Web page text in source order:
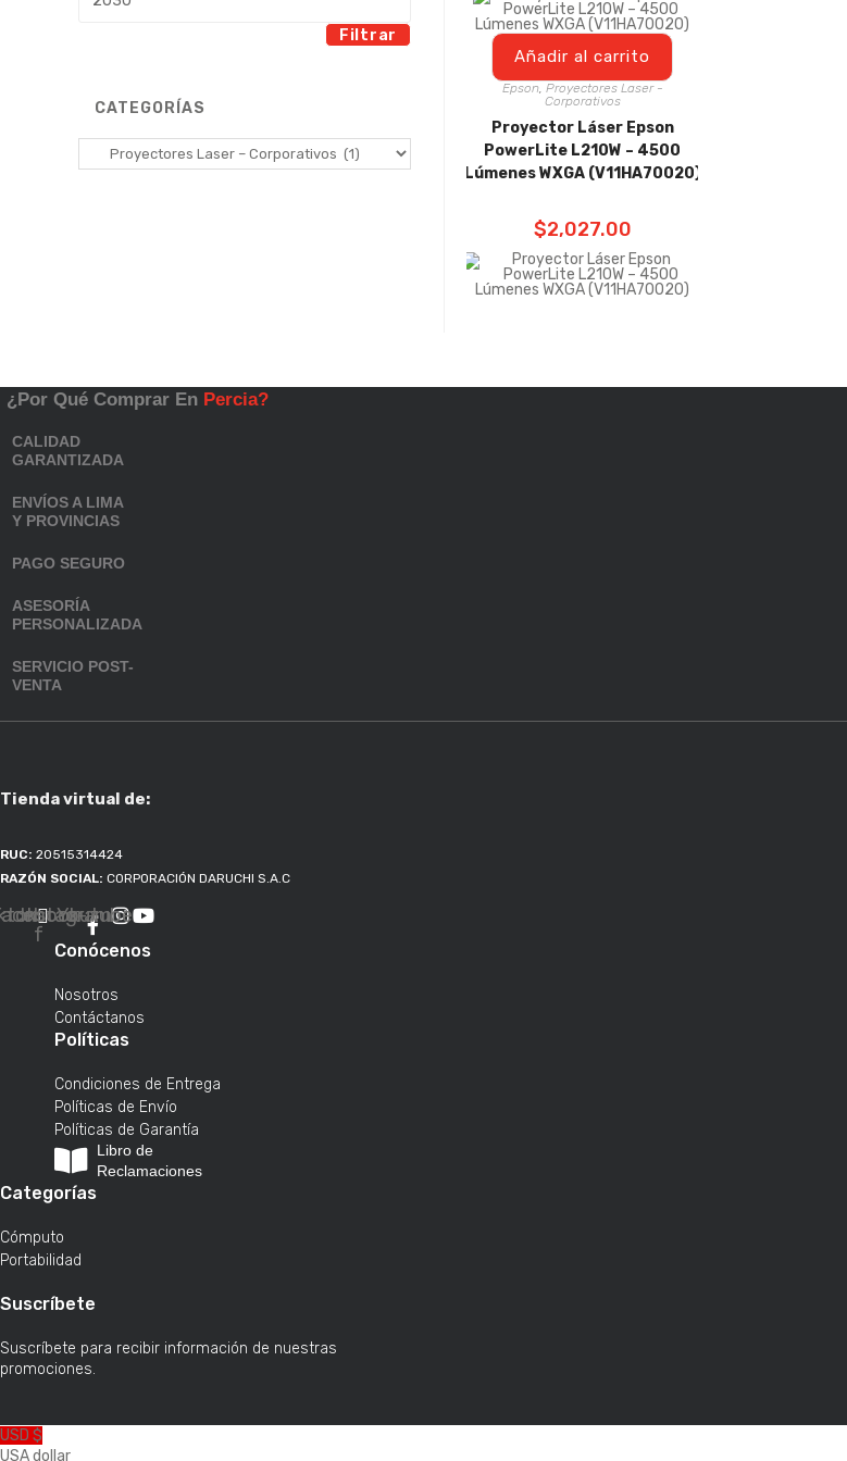
Filtrar
CATEGORÍAS
Añadir al carrito
Epson, Proyectores Laser -
Corporativos
Proyector Láser Epson
PowerLite L210W – 4500
Lúmenes WXGA (V11HA70020)
$2,027.00
¿Por Qué Comprar En Percia?
CALIDAD
GARANTIZADA
ENVÍOS A LIMA
Y PROVINCIAS
PAGO SEGURO
ASESORÍA
PERSONALIZADA
SERVICIO POST-
VENTA
Tienda virtual de:
RUC: 20515314424
RAZÓN SOCIAL: CORPORACIÓN DARUCHI S.A.C
f
Instagram
Youtube
Conócenos
Nosotros
Contáctanos
Políticas
Condiciones de Entrega
Políticas de Envío
Políticas de Garantía
Libro de
Reclamaciones
Categorías
Cómputo
Portabilidad
Suscríbete
Suscríbete para recibir información de nuestras
promociones.
USD $
USA dollar